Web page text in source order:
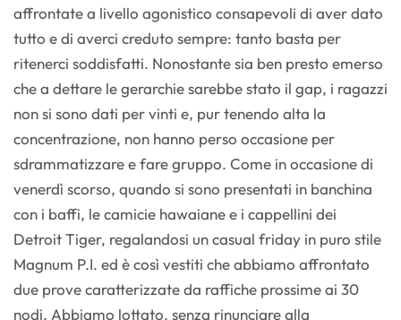
affrontate a livello agonistico consapevoli di aver dato
tutto e di averci creduto sempre: tanto basta per
ritenerci soddisfatti. Nonostante sia ben presto emerso
che a dettare le gerarchie sarebbe stato il gap, i ragazzi
non si sono dati per vinti e, pur tenendo alta la
concentrazione, non hanno perso occasione per
sdrammatizzare e fare gruppo. Come in occasione di
venerdì scorso, quando si sono presentati in banchina
con i baffi, le camicie hawaiane e i cappellini dei
Detroit Tiger, regalandosi un casual friday in puro stile
Magnum P.I. ed è così vestiti che abbiamo affrontato
due prove caratterizzate da raffiche prossime ai 30
nodi. Abbiamo lottato, senza rinunciare alla